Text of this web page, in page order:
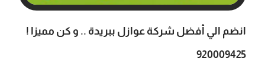
انضم الي أفضل شركة عوازل ببريدة .. و كن مميزا !
920009425